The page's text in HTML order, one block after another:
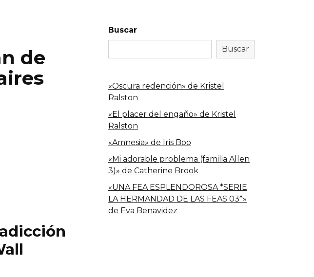
de
Buscar
Buscar
«Oscura redención» de Kristel
Ralston
«El placer del engaño» de Kristel
Ralston
«Amnesia» de Iris Boo
«Mi adorable problema (familia Allen
3)» de Catherine Brook
«UNA FEA ESPLENDOROSA *SERIE
LA HERMANDAD DE LAS FEAS 03*»
de Eva Benavidez